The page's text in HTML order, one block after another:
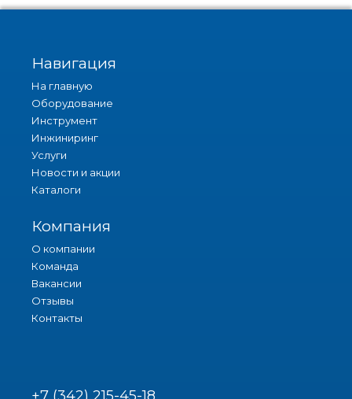
Навигация
На главную
Оборудование
Инструмент
Инжиниринг
Услуги
Новости и акции
Каталоги
Компания
О компании
Команда
Вакансии
Отзывы
Контакты